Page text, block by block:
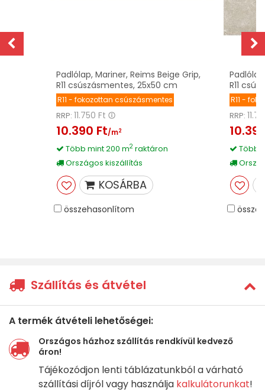
Padlólap, Mariner, Reims Beige Grip,
R11 csúszásmentes, 25x50 cm
R11 - fokozottan csúszásmentes
RRP: 11.750 Ft
10.390 Ft/m2
Több mint 200 m2 raktáron
Országos kiszállítás
KOSÁRBA
összehasonlítom
R11
R11 -
RRP:
Több
Szállítás és átvétel
A termék átvételi lehetőségei:
Országos házhoz szállítás rendkívül kedvező
áron!
Tájékozódjon lenti táblázatunkból a várható
szállítási díjról vagy használja kalkulátorunkat!